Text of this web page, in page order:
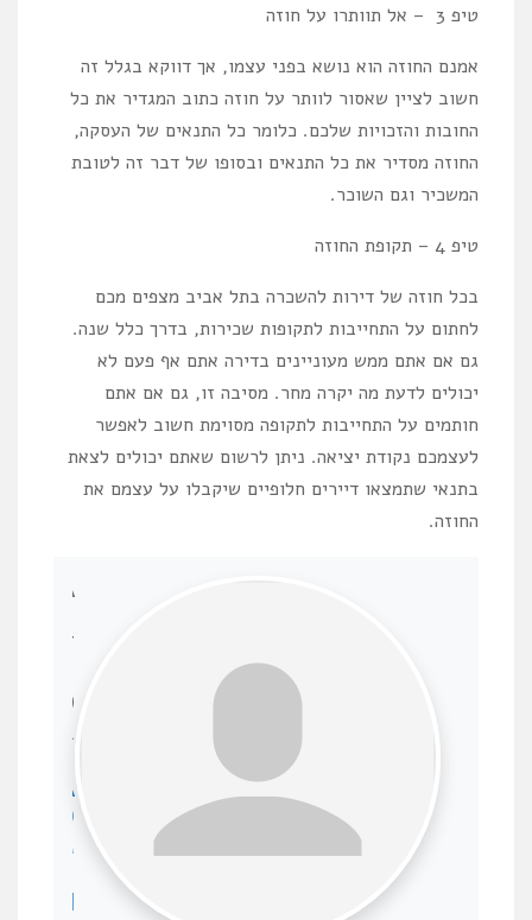
טיפ 3 – אל תוותרו על חוזה
אמנם החוזה הוא נושא בפני עצמו, אך דווקא בגלל זה
חשוב לציין שאסור לוותר על חוזה כתוב המגדיר את כל
החובות והזכויות שלכם. כלומר כל התנאים של העסקה,
החוזה מסדיר את כל התנאים ובסופו של דבר זה לטובת
המשכיר וגם השוכר.
טיפ 4 – תקופת החוזה
בכל חוזה של דירות להשכרה בתל אביב מצפים מכם
לחתום על התחייבות לתקופות שכירות, בדרך כלל שנה.
גם אם אתם ממש מעוניינים בדירה אתם אף פעם לא
יכולים לדעת מה יקרה מחר. מסיבה זו, גם אם אתם
חותמים על התחייבות לתקופה מסוימת חשוב לאפשר
לעצמכם נקודת יציאה. ניתן לרשום שאתם יכולים לצאת
בתנאי שתמצאו דיירים חלופיים שיקבלו על עצמם את
החוזה.
A
T
O
R
A
D
M
N